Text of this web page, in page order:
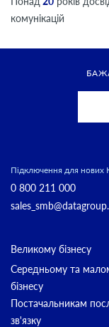
комунікацій
Підключення для нових
0 800 211 000
Великому бізнесу
Середньому та
бізнесу
Постачальникам
зв'язку